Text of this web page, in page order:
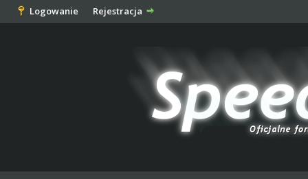
Logowanie Rejestracja